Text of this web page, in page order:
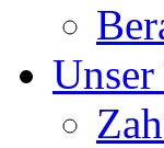
Unser